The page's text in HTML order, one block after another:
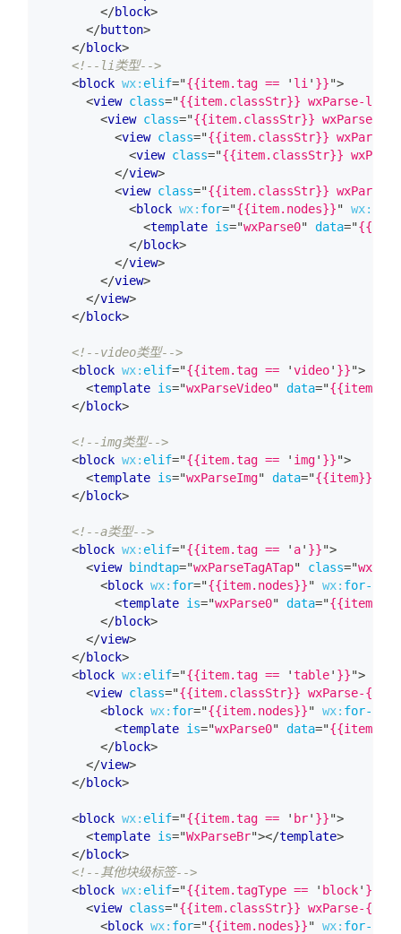
</block>
</button>
</block>
<!--li类型-->
<block wx: elif="{{item.tag == ' li ' }}">
<view class="{{item.classStr}} wxParse-li
<view class="{{item.classStr}} wxParse-
<view class="{{item.classStr}}
<view class="{{item.classStr}}
</view>
<view class="{{item.classStr}}
<block wx: for="{{item.nodes}}" wx:
<template is="wxParse0" data="
</block>
</view>
</view>
</view>
</block>
<!--video类型-->
<block wx: elif="{{item.tag == 'video' }}">
<template is="wxParseVideo" data="{{item}}
</block>
<!--img类型-->
<block wx: elif="{{item.tag == ' img' }}">
<template is="wxParseImg" data="{{item}}
</block>
<!--a类型-->
<block wx: elif="{{item.tag == ' a' }}">
<view bindtap="wxParseTagATap" class="
<block wx: for="{{item.nodes}}" wx: for-item
<template is="wxParse0" data="{{item}}
</block>
</view>
</block>
<block wx: elif="{{item.tag == 'table' }}">
<view class="{{item.classStr}} wxParse-
<block wx: for="{{item.nodes}}" wx: for-item
<template is="wxParse0" data="{{item}}
</block>
</view>
</block>
<block wx: elif="{{item.tag == ' br' }}">
<template is="WxParseBr"></template>
</block>
<!--其他块级标签-->
<block wx: elif="{{item.tagType == ' block' }}
<view class="{{item.classStr}} wxParse-
<block wx: for="{{item.nodes}}" wx: for-item